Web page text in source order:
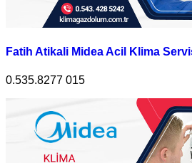
Fatih Atikali Midea Acil Klima
0.535.8277 015